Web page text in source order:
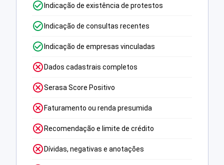
Indicação de existência de protestos
Indicação de consultas recentes
Indicação de empresas vinculadas
Dados cadastrais completos
Serasa Score Positivo
Faturamento ou renda presumida
Recomendação e limite de crédito
Dívidas, negativas e anotações